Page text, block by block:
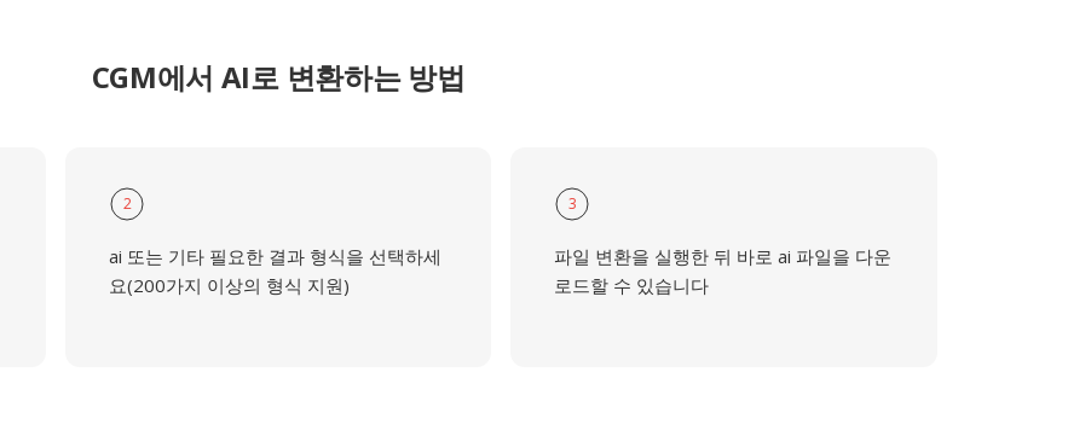
CGM에서 AI로 변환하는 방법
2
ai 또는 기타 필요한 결과 형식을 선택하세
요(200가지 이상의 형식 지원)
3
파일 변환을 실행한 뒤 바로 ai 파일을 다운
로드할 수 있습니다